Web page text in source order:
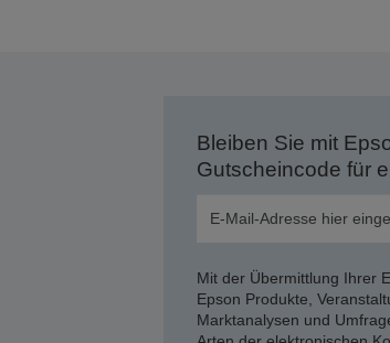
Bleiben Sie mit
Gutscheincode für
Mit der Übermittlung Ihrer
Epson Produkte,
Marktanalysen und